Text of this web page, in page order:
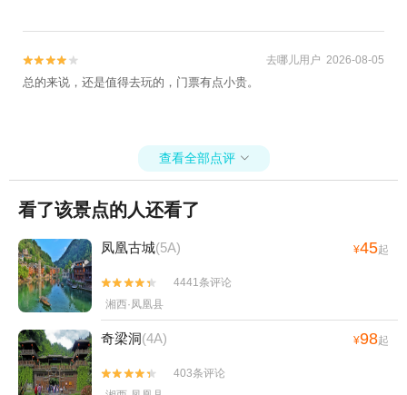
+贵州梵净山佛教文化苑+玉舍国家森林公园
+紫林山国际旅游度假区+瑶山古寨+云林仙
境+朱砂古镇+双乳峰景区+大明边城+黄果树
+铜仁大峡谷+马岭河峡谷漂流+乌江源百里
画廊+云龙洞+毕节黔西景区+织金大峡谷+红
蒙大草原+西江苗族博物馆+镇远石屏山+油
沙侗寨+黔南本地玩乐+巫山峡谷旅游景区
+西江乌利大峡谷漂流+丹寨万达小镇+红水
河+独山天洞景区+福泉古城文化旅游景区
+二十四道拐+都匀秦汉影视城+云谷生态园
+中华民俗欢乐谷+恐龙乐园+贵州九仙旅游
景区+杉木湖景区+梅花山旅游景区+野玉海
玻璃天桥+高荡千年布依古寨文化旅游景区

 去哪儿用户 2026-08-05
总的来说，还是值得去玩的，门票有点小贵。
查看全部点评 
看了该景点的人还看了
凤凰古城(5A) ¥45起


4441条评论
湘西·凤凰县
奇梁洞(4A) ¥98起


403条评论